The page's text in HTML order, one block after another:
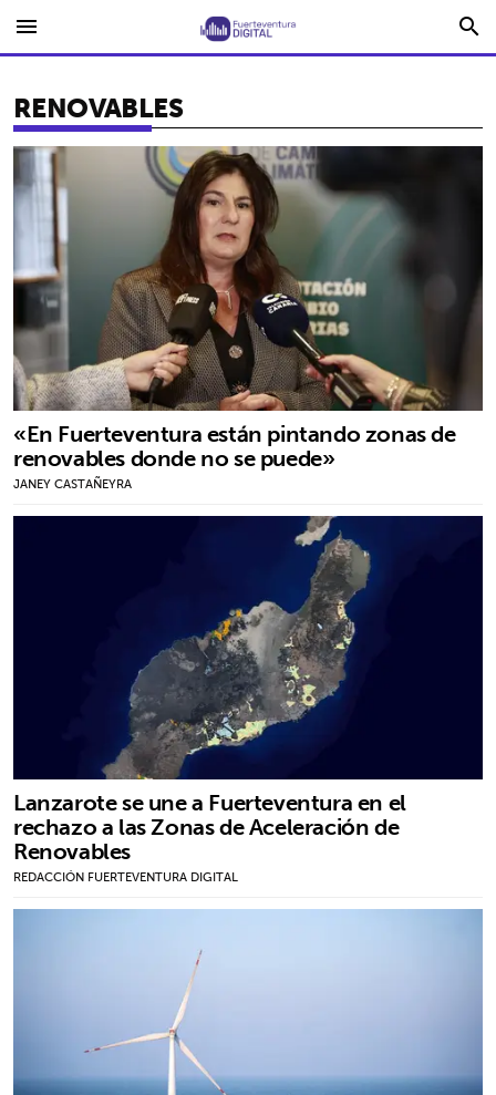
menu search
RENOVABLES
«En Fuerteventura están pintando zonas de
renovables donde no se puede»
JANEY CASTAÑEYRA
Lanzarote se une a Fuerteventura en el
rechazo a las Zonas de Aceleración de
Renovables
REDACCIÓN FUERTEVENTURA DIGITAL